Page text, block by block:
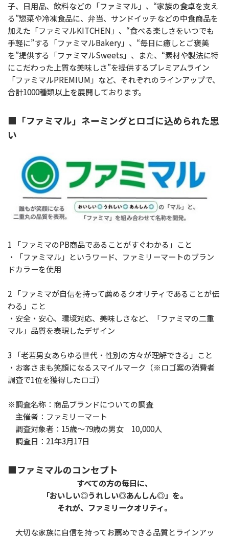
子、日用品、飲料などの「ファミマル」、“家族の食卓を支え
る”惣菜や冷凍食品に、弁当、サンドイッチなどの中食商品を
加えた「ファミマルKITCHEN」、“食べる楽しさをいつでも
手軽に”する「ファミマルBakery」、“毎日に癒しとご褒美
を”提供する「ファミマルSweets」、また、“素材や製法に特
にこだわった上質な美味しさ”を提供するプレミアムライン
「ファミマルPREMIUM」など、それぞれのラインアップで、
合計1000種類以上を展開しております。
■「ファミマル」ネーミングとロゴに込められた思
い
1 「ファミマのPB商品であることがすぐわかる」こと
・「ファミマル」というワード、ファミリーマートのブラン
ドカラーを使用
2 「ファミマが自信を持って薦めるクオリティであることが伝
わる」こと
・安全・安心、環境対応、美味しさなど、「ファミマの二重
マル」品質を表現したデザイン
3 「老若男女あらゆる世代・性別の方々が理解できる」こと
・お客さまも笑顔になるスマイルマーク（※ロゴ案の消費者
調査で1位を獲得したロゴ）
※調査名称：商品ブランドについての調査
主催者：ファミリーマート
調査対象者：15歳～79歳の男女 10,000人
調査日：21年3月17日
■ファミマルのコンセプト
すべての方の毎日に、
「おいしい◎うれしい◎あんしん◎」を。
それが、ファミリークオリティ。
大切な家族に自信を持ってお薦めできる品質とラインアッ